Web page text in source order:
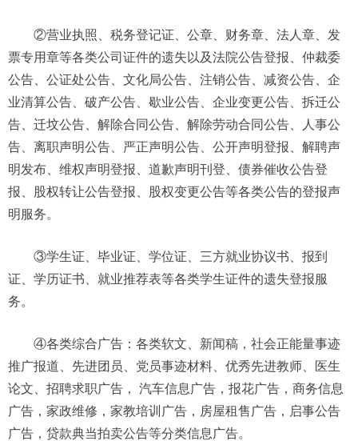
②营业执照、税务登记证、公章、财务章、法人章、发
票专用章等各类公司证件的遗失以及法院公告登报、仲裁委
公告、公证处公告、文化局公告、注销公告、减资公告、企
业清算公告、破产公告、歇业公告、企业变更公告、拆迁公
告、迁坟公告、解除合同公告、解除劳动合同公告、人事公
告、离职声明公告、严正声明公告、公开声明登报、解聘声
明发布、维权声明登报、道歉声明刊登、债券催收公告登
报、股权转让公告登报、股权变更公告等各类公告的登报声
明服务。
③学生证、毕业证、学位证、三方就业协议书、报到
证、学历证书、就业推荐表等各类学生证件的遗失登报服
务。
④各类综合广告：各类软文、新闻稿，社会正能量事迹
推广报道、先进团员、党员事迹材料、优秀先进教师、医生
论文、招聘求职广告， 汽车信息广告，报花广告，商务信息
广告，家政维修，家教培训广告，房屋租售广告，启事公告
广告，贷款典当拍卖公告等分类信息广告。